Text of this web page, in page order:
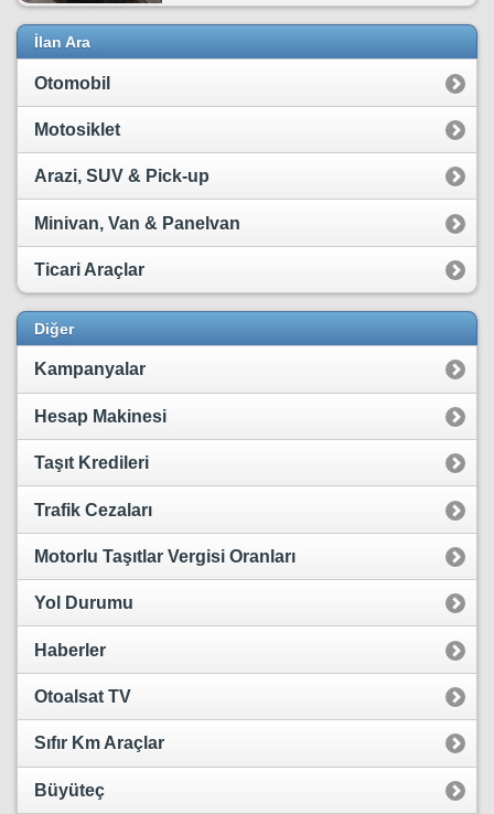
İlan Ara
Otomobil
Motosiklet
Arazi, SUV & Pick-up
Minivan, Van & Panelvan
Ticari Araçlar
Diğer
Kampanyalar
Hesap Makinesi
Taşıt Kredileri
Trafik Cezaları
Motorlu Taşıtlar Vergisi Oranları
Yol Durumu
Haberler
Otoalsat TV
Sıfır Km Araçlar
Büyüteç